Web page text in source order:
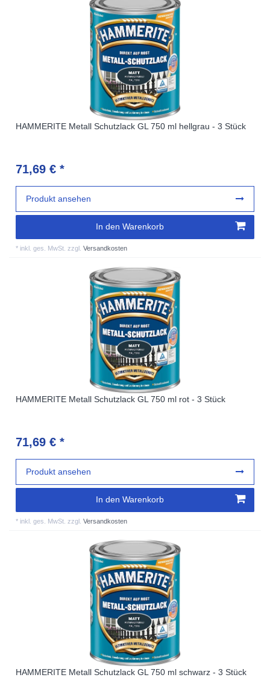
HAMMERITE Metall Schutzlack GL 750 ml hellgrau - 3 Stück
71,69 € *
In den Warenkorb
* inkl. ges. MwSt. zzgl.Versandkosten
Produkt ansehen
HAMMERITE Metall Schutzlack GL 750 ml rot - 3 Stück
71,69 € *
In den Warenkorb
* inkl. ges. MwSt. zzgl.Versandkosten
Produkt ansehen
HAMMERITE Metall Schutzlack GL 750 ml schwarz - 3 Stück